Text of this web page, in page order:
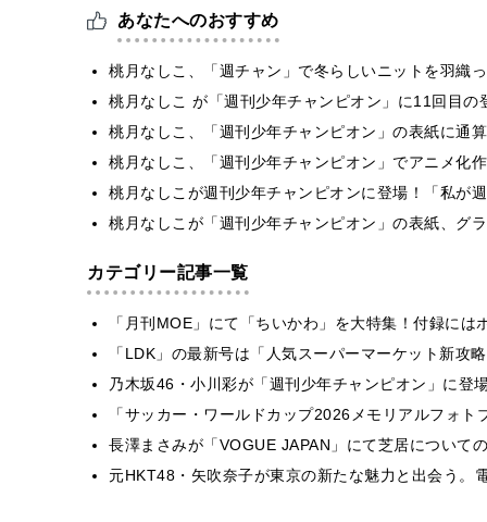
あなたへのおすすめ
桃月なしこ、「週チャン」で冬らしいニットを羽織
桃月なしこ が「週刊少年チャンピオン」に11回目の
桃月なしこ、「週刊少年チャンピオン」の表紙に通
桃月なしこ、「週刊少年チャンピオン」でアニメ化
桃月なしこが週刊少年チャンピオンに登場！「私が
桃月なしこが「週刊少年チャンピオン」の表紙、グ
カテゴリー記事一覧
「月刊MOE」にて「ちいかわ」を大特集！付録に
「LDK」の最新号は「人気スーパーマーケット新
乃木坂46・小川彩が「週刊少年チャンピオン」に
「サッカー・ワールドカップ2026メモリアルフォ
長澤まさみが「VOGUE JAPAN」にて芝居について
元HKT48・矢吹奈子が東京の新たな魅力と出会う